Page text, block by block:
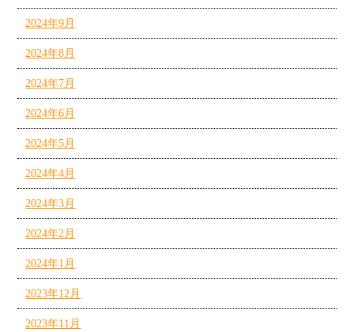
2024年9月
2024年8月
2024年7月
2024年6月
2024年5月
2024年4月
2024年3月
2024年2月
2024年1月
2023年12月
2023年11月